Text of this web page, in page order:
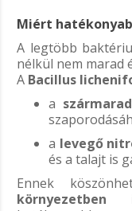
Miért
A legtöbb
nélkül nem marad
A Bacillus
a
a levegő
és a talajt is
Ennek